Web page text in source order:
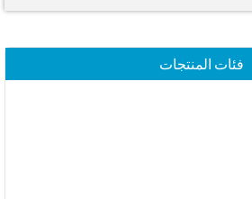
فئات المنتجات